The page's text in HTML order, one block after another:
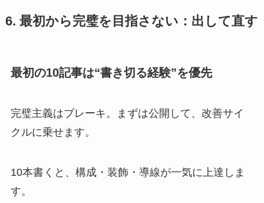
6. 最初から完璧を目指さない：出して直す
最初の10記事は“書き切る経験”を優先
完璧主義はブレーキ。まずは公開して、改善サイ
クルに乗せます。
10本書くと、構成・装飾・導線が一気に上達しま
す。